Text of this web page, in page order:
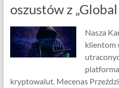
oszustów z
Nasza
klientom
kryptowalut. Mecenas